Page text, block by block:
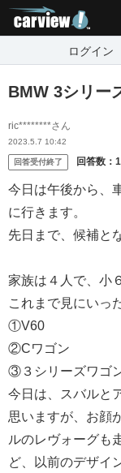
ログイン
BMW 3シリー
ric********さん
2023.5.7 10:42
回答受付終了 回答数：
今日は午後から、
に行きます。
先日まで、候補と
家族は４人で、小
これまで見にいっ
①V60
②Cワゴン
③３シリーズワゴン
今日は、スバルと
思いますが、お顔
ルのレヴォーグも
ど、以前のデザイ